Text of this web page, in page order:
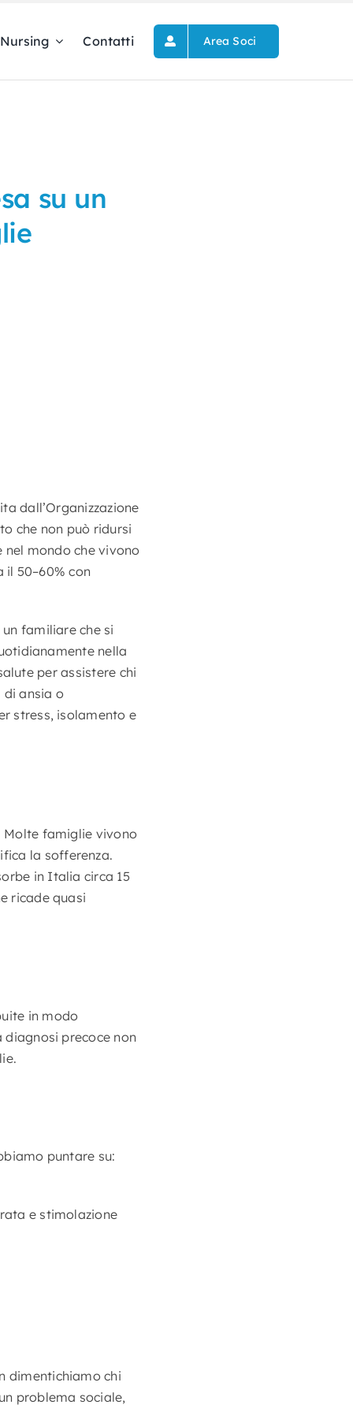
Nursing Contatti Area Soci
su un
dall’Organizzazione
che non può ridursi
mondo che vivono
50–60% con
familiare che si
nella
per assistere chi
ansia o
stress, isolamento e
Molte famiglie vivono
la sofferenza.
in Italia circa 15
ricade quasi
in modo
precoce non
puntare su:
e stimolazione
dimentichiamo chi
problema sociale,